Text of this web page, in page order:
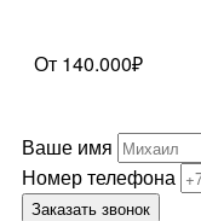
От 140.000₽
Ваше имя
Номер телефона
Заказать звонок